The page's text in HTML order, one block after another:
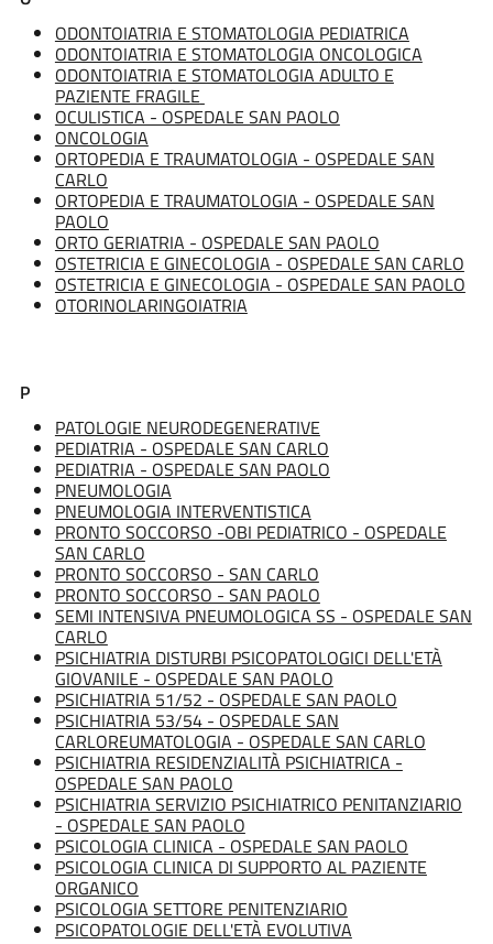
ODONTOIATRIA E STOMATOLOGIA PEDIATRICA
ODONTOIATRIA E STOMATOLOGIA ONCOLOGICA
ODONTOIATRIA E STOMATOLOGIA ADULTO E
PAZIENTE FRAGILE
OCULISTICA - OSPEDALE SAN PAOLO
ONCOLOGIA
ORTOPEDIA E TRAUMATOLOGIA - OSPEDALE SAN
CARLO
ORTOPEDIA E TRAUMATOLOGIA - OSPEDALE SAN
PAOLO
ORTO GERIATRIA - OSPEDALE SAN PAOLO
OSTETRICIA E GINECOLOGIA - OSPEDALE SAN CARLO
OSTETRICIA E GINECOLOGIA - OSPEDALE SAN PAOLO
OTORINOLARINGOIATRIA
P
PATOLOGIE NEURODEGENERATIVE
PEDIATRIA - OSPEDALE SAN CARLO
PEDIATRIA - OSPEDALE SAN PAOLO
PNEUMOLOGIA
PNEUMOLOGIA INTERVENTISTICA
PRONTO SOCCORSO -OBI PEDIATRICO - OSPEDALE
SAN CARLO
PRONTO SOCCORSO - SAN CARLO
PRONTO SOCCORSO - SAN PAOLO
SEMI INTENSIVA PNEUMOLOGICA SS - OSPEDALE SAN
CARLO
PSICHIATRIA DISTURBI PSICOPATOLOGICI DELL'ETÀ
GIOVANILE - OSPEDALE SAN PAOLO
PSICHIATRIA 51/52 - OSPEDALE SAN PAOLO
PSICHIATRIA 53/54 - OSPEDALE SAN
CARLOREUMATOLOGIA - OSPEDALE SAN CARLO
PSICHIATRIA RESIDENZIALITÀ PSICHIATRICA -
OSPEDALE SAN PAOLO
PSICHIATRIA SERVIZIO PSICHIATRICO PENITANZIARIO
- OSPEDALE SAN PAOLO
PSICOLOGIA CLINICA - OSPEDALE SAN PAOLO
PSICOLOGIA CLINICA DI SUPPORTO AL PAZIENTE
ORGANICO
PSICOLOGIA SETTORE PENITENZIARIO
PSICOPATOLOGIE DELL'ETÀ EVOLUTIVA